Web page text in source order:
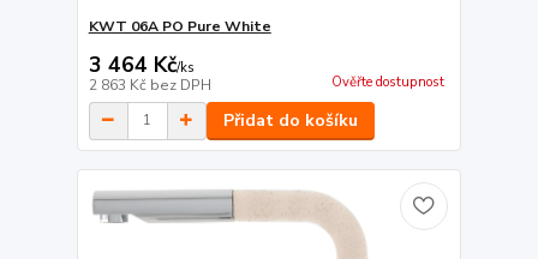
KWT 06A PO Pure White
3 464 Kč/ks
2 863 Kč bez DPH Ověřte dostupnost
Přidat do košíku